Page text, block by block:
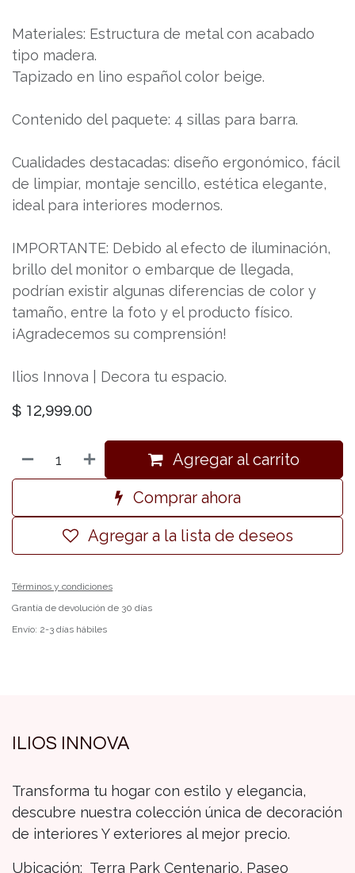
Materiales: Estructura de metal con acabado
tipo madera.
Tapizado en lino español color beige.
Contenido del paquete: 4 sillas para barra.
Cualidades destacadas: diseño ergonómico, fácil
de limpiar, montaje sencillo, estética elegante,
ideal para interiores modernos.
IMPORTANTE: Debido al efecto de iluminación,
brillo del monitor o embarque de llegada,
podrían existir algunas diferencias de color y
tamaño, entre la foto y el producto físico.
¡Agradecemos su comprensión!
Ilios Innova | Decora tu espacio.
$ 12,999.00
Agregar al carrito
Comprar ahora
Agregar a la lista de deseos
Términos y condiciones
Grantía de devolución de 30 días
Envío: 2-3 días hábiles
ILIOS INNOVA
Transforma tu hogar con estilo y elegancia,
descubre nuestra colección única de decoración
de interiores Y exteriores al mejor precio.
Ubicación: Terra Park Centenario, Paseo